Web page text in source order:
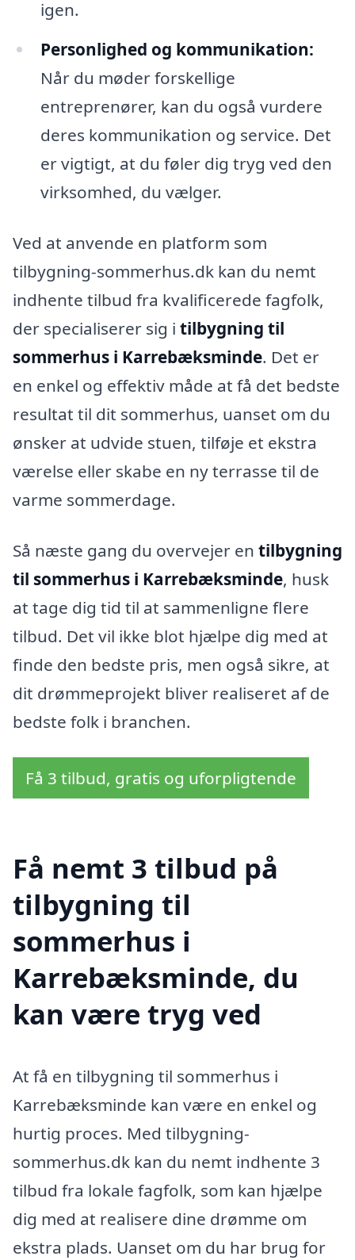
igen.
Personlighed og kommunikation:
Når du møder forskellige
entreprenører, kan du også vurdere
deres kommunikation og service. Det
er vigtigt, at du føler dig tryg ved den
virksomhed, du vælger.
Ved at anvende en platform som
tilbygning-sommerhus.dk kan du nemt
indhente tilbud fra kvalificerede fagfolk,
der specialiserer sig i tilbygning til
sommerhus i Karrebæksminde. Det er
en enkel og effektiv måde at få det bedste
resultat til dit sommerhus, uanset om du
ønsker at udvide stuen, tilføje et ekstra
værelse eller skabe en ny terrasse til de
varme sommerdage.
Så næste gang du overvejer en tilbygning
til sommerhus i Karrebæksminde, husk
at tage dig tid til at sammenligne flere
tilbud. Det vil ikke blot hjælpe dig med at
finde den bedste pris, men også sikre, at
dit drømmeprojekt bliver realiseret af de
bedste folk i branchen.
Få 3 tilbud, gratis og uforpligtende
Få nemt 3 tilbud på
tilbygning til
sommerhus i
Karrebæksminde, du
kan være tryg ved
At få en tilbygning til sommerhus i
Karrebæksminde kan være en enkel og
hurtig proces. Med tilbygning-
sommerhus.dk kan du nemt indhente 3
tilbud fra lokale fagfolk, som kan hjælpe
dig med at realisere dine drømme om
ekstra plads. Uanset om du har brug for